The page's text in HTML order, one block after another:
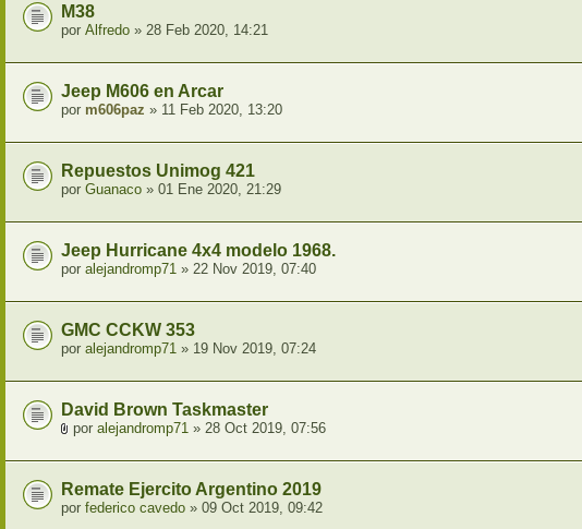
M38
por Alfredo » 28 Feb 2020, 14:21
Jeep M606 en Arcar
por m606paz » 11 Feb 2020, 13:20
Repuestos Unimog 421
por Guanaco » 01 Ene 2020, 21:29
Jeep Hurricane 4x4 modelo 1968.
por alejandromp71 » 22 Nov 2019, 07:40
GMC CCKW 353
por alejandromp71 » 19 Nov 2019, 07:24
David Brown Taskmaster
por alejandromp71 » 28 Oct 2019, 07:56
Remate Ejercito Argentino 2019
por federico cavedo » 09 Oct 2019, 09:42